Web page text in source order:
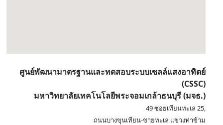
ศูนย์พัฒนามาตรฐานและทดสอบระบบเซลล์แสงอาทิตย์
(CSSC)
มหาวิทยาลัยเทคโนโลยีพระจอมเกล้าธนบุรี (มจธ.)
49 ซอยเทียนทะเล 25,
ถนนบางขุนเทียน-ชายทะเล แขวงท่าข้าม